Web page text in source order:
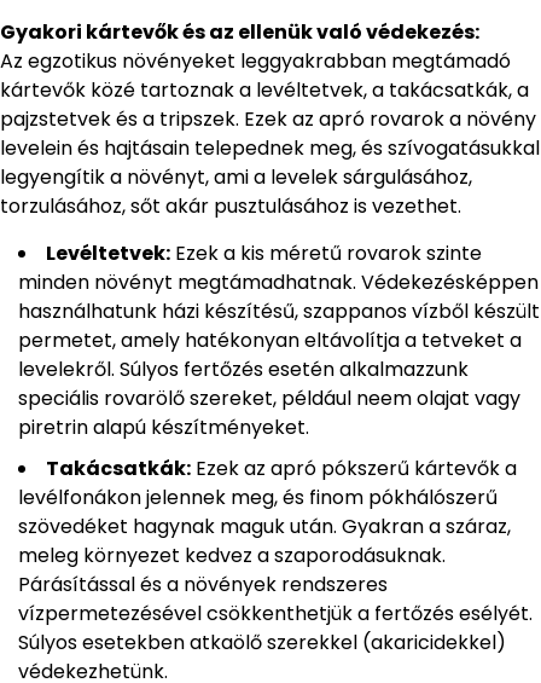
Gyakori kártevők és az ellenük való védekezés:
Az egzotikus növényeket leggyakrabban megtámadó
kártevők közé tartoznak a levéltetvek, a takácsatkák, a
pajzstetvek és a tripszek. Ezek az apró rovarok a növény
levelein és hajtásain telepednek meg, és szívogatásukkal
legyengítik a növényt, ami a levelek sárgulásához,
torzulásához, sőt akár pusztulásához is vezethet.
Levéltetvek: Ezek a kis méretű rovarok szinte
minden növényt megtámadhatnak. Védekezésképpen
használhatunk házi készítésű, szappanos vízből készült
permetet, amely hatékonyan eltávolítja a tetveket a
levelekről. Súlyos fertőzés esetén alkalmazzunk
speciális rovarölő szereket, például neem olajat vagy
piretrin alapú készítményeket.
Takácsatkák: Ezek az apró pókszerű kártevők a
levélfonákon jelennek meg, és finom pókhálószerű
szövedéket hagynak maguk után. Gyakran a száraz,
meleg környezet kedvez a szaporodásuknak.
Párásítással és a növények rendszeres
vízpermetezésével csökkenthetjük a fertőzés esélyét.
Súlyos esetekben atkaölő szerekkel (akaricidekkel)
védekezhetünk.